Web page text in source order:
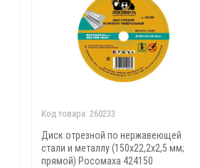
Код товара: 260233
Диск отрезной по нержавеющей
стали и металлу (150х22,2х2,5 мм;
прямой) Росомаха 424150